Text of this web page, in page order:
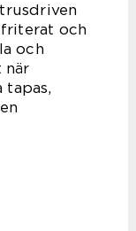
och
och
när
tapas,